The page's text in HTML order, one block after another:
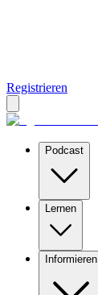
Registrieren
Podcast
Lernen
Informieren